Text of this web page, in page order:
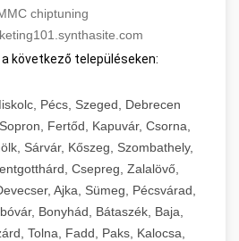
chiptuning
a következő településeken:
Pécs, Szeged, Debrecen
Fertőd, Kapuvár, Csorna,
Sárvár, Kőszeg, Szombathely,
Csepreg, Zalalövő,
Ajka, Sümeg, Pécsvárad,
Bonyhád, Bátaszék, Baja,
Tolna, Fadd, Paks, Kalocsa,